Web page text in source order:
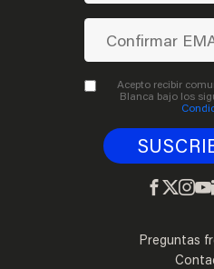
Preguntas
Acepto recibir
Blanca bajo los